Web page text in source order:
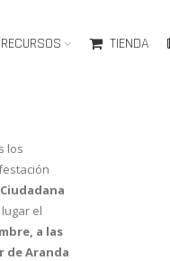
RECURSOS TIENDA
los
el
a las
de Aranda